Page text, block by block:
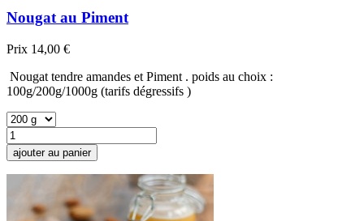
Nougat au Piment
Prix 14,00 €
Nougat tendre amandes et Piment . poids au choix :
100g/200g/1000g (tarifs dégressifs )
ajouter au panier